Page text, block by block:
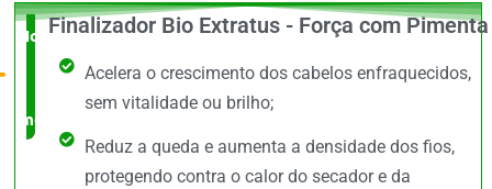
Novidade
no
mercado
Finalizador Bio Extratus - Força com Pimenta
Acelera o crescimento dos cabelos enfraquecidos,
sem vitalidade ou brilho;
Reduz a queda e aumenta a densidade dos fios,
protegendo contra o calor do secador e da